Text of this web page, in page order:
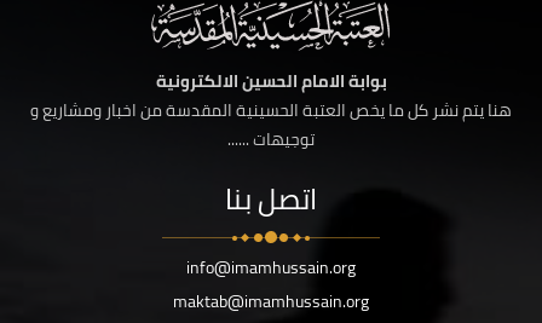
بوابة الامام الحسين الالكترونية
هنا يتم نشر كل ما يخص العتبة الحسينية المقدسة من اخبار ومشاريع و
توجيهات ......
اتصل بنا
info@imamhussain.org
maktab@imamhussain.org